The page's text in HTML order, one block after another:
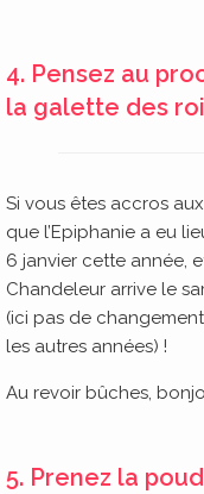
4. Pensez au
la galette des
Si vous êtes accros
que l’Epiphanie a eu
6 janvier cette année,
Chandeleur arrive le
(ici pas de
les autres années) !
Au revoir bûches,
5. Prenez la